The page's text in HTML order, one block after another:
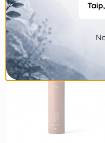
ME HAIR SPRAY 250ML
19,90
-